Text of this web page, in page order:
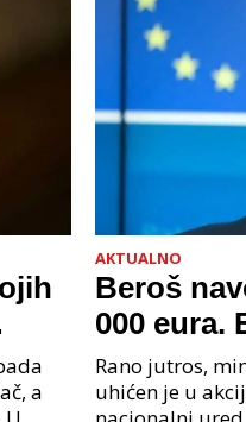
a
AKTUALNO
Beroš
000 eura.
na čelu
Rano jutros,
uhićen je u